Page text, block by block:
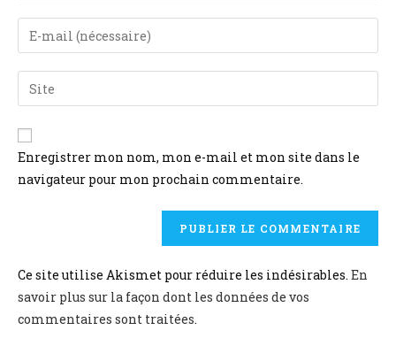
Enregistrer mon nom, mon e-mail et mon site dans le
navigateur pour mon prochain commentaire.
Ce site utilise Akismet pour réduire les indésirables. En
savoir plus sur la façon dont les données de vos
commentaires sont traitées.